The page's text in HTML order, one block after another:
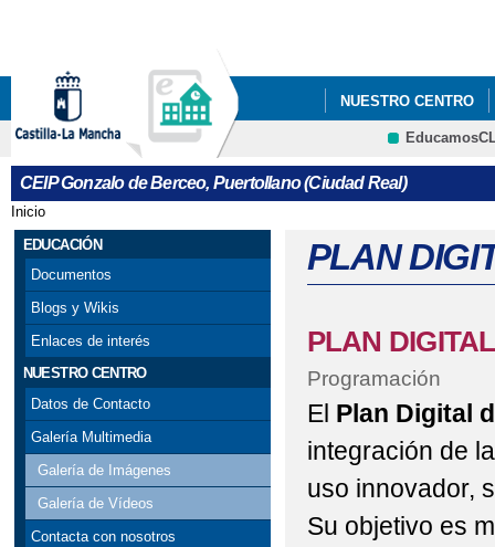
NUESTRO CENTRO
PLAN DIGITAL DE
CRFP
CEIP Gonzalo de Berceo, Puertollano (Ciudad Real)
Se encuentra usted aquí
Inicio
EDUCACIÓN
Documentos
Blogs y Wikis
Enlaces de interés
NUESTRO CENTRO
Datos de Contacto
Galería Multimedia
Galería de Imágenes
Galería de Vídeos
Contacta con nosotros
PLAN
PLAN
Programación
El Plan Digital
integración de
uso innovador,
Su objetivo es